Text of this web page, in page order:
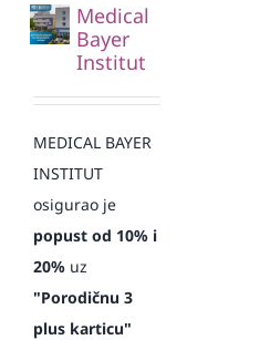
Medical
Bayer
Institut
MEDICAL BAYER
INSTITUT
osigurao je
popust od 10% i
20% uz
"Porodičnu 3
plus karticu"